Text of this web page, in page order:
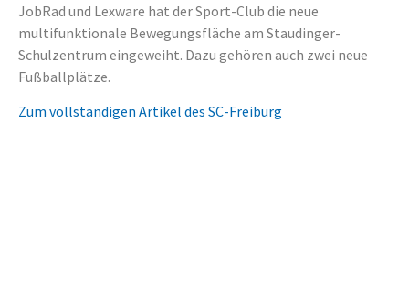
JobRad und Lexware hat der Sport-Club die neue
multifunktionale Bewegungsfläche am Staudinger-
Schulzentrum eingeweiht. Dazu gehören auch zwei neue
Fußballplätze.
Zum vollständigen Artikel des SC-Freiburg